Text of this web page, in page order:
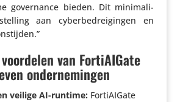
gover­nance bieden. Dit mini­ma­li­
aan cyber­be­drei­gingen en
van FortiAIGate
ondernemingen
veilige AI-runtime: Forti­AI­Gate